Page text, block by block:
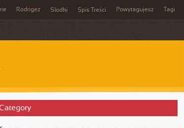
Rodrigez Słodki Spis Treści Powytagujesz Tagi